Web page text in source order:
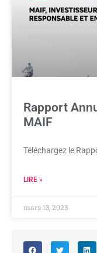
Rapport
MAIF
Téléchargez le
LIRE »
mars 13, 2023